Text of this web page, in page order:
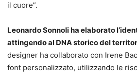
il cuore”.
Leonardo Sonnoli ha elaborato
attingendo al DNA storico del
designer ha collaborato con Irene
font personalizzato, utilizzando le